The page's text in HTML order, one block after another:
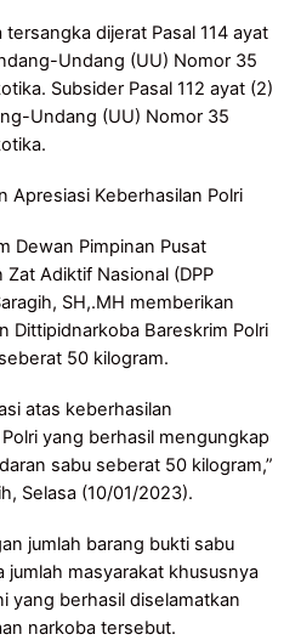
dijerat Pasal 114 ayat
Undang (UU) Nomor 35
Subsider Pasal 112 ayat (2)
Undang (UU) Nomor 35
Apresiasi Keberhasilan Polri
Dewan Pimpinan Pusat
Adiktif Nasional (DPP
SH,.MH memberikan
Dittipidnarkoba Bareskrim Polri
50 kilogram.
atas keberhasilan
yang berhasil mengungkap
sabu seberat 50 kilogram,”
Selasa (10/01/2023).
jumlah barang bukti sabu
jumlah masyarakat khususnya
yang berhasil diselamatkan
narkoba tersebut.